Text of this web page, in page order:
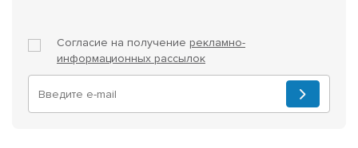
Согласие на получение рекламно-
информационных рассылок